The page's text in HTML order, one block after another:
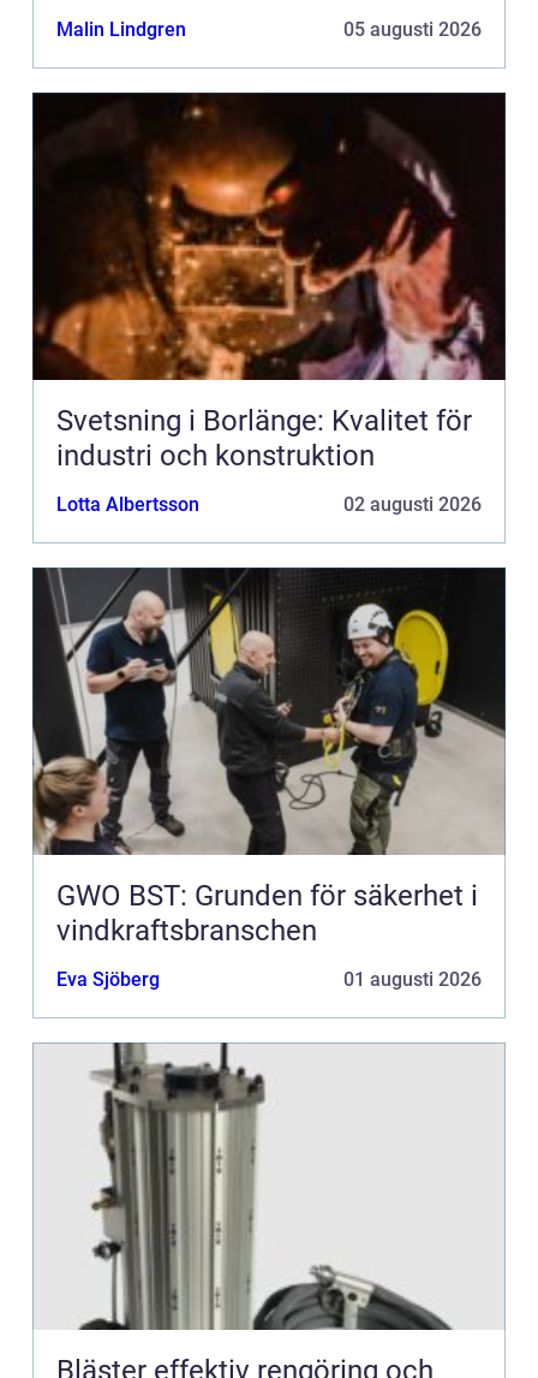
Malin Lindgren 05 augusti 2026
Svetsning i Borlänge: Kvalitet för
industri och konstruktion
Lotta Albertsson 02 augusti 2026
GWO BST: Grunden för säkerhet i
vindkraftsbranschen
Eva Sjöberg 01 augusti 2026
Bläster effektiv rengöring och